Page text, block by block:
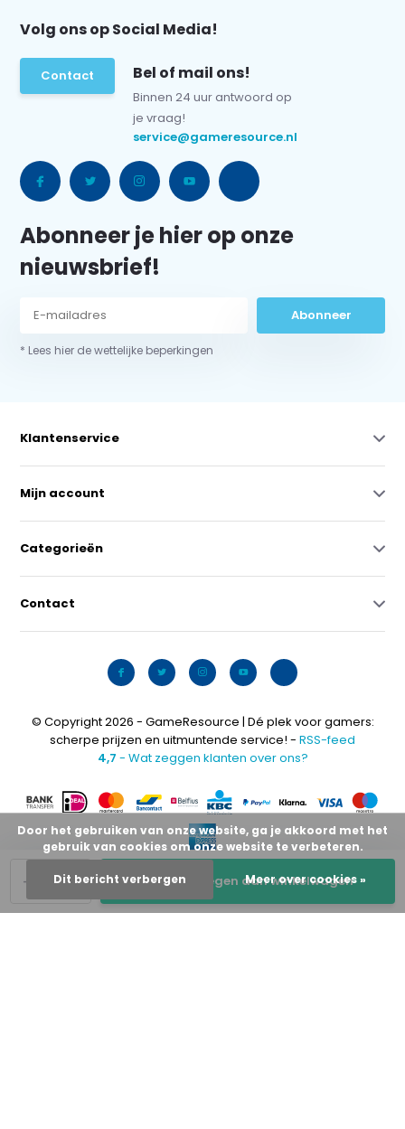
+
- Toevoegen aan winkelwagen
Volg ons op Social Media!
Contact Bel of mail ons!
Binnen 24 uur antwoord op
je vraag!
service@gameresource.nl
Abonneer je hier op onze
nieuwsbrief!
Abonneer
* Lees hier de wettelijke beperkingen
Klantenservice
Mijn account
Categorieën
Contact
© Copyright 2026 - GameResource | Dé plek voor gamers:
scherpe prijzen en uitmuntende service! - RSS-feed
4,7 - Wat zeggen klanten over ons?
Door het gebruiken van onze website, ga je akkoord met het
gebruik van cookies om onze website te verbeteren.
Dit bericht verbergen Meer over cookies »